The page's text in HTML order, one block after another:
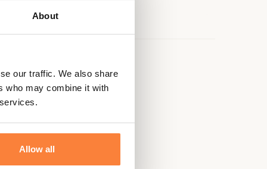
About
our traffic. We also share
who may combine it with
Allow all